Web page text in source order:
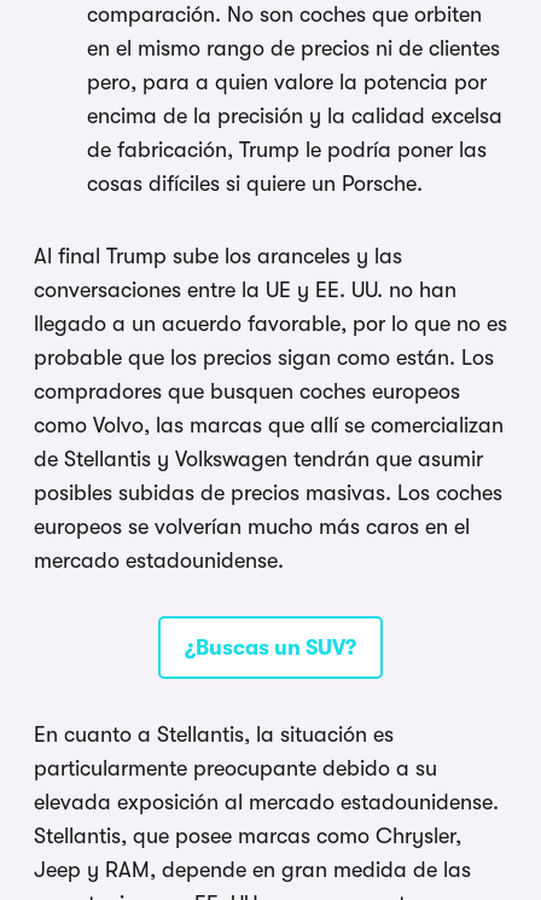
comparación. No son coches que orbiten
en el mismo rango de precios ni de clientes
pero, para a quien valore la potencia por
encima de la precisión y la calidad excelsa
de fabricación, Trump le podría poner las
cosas difíciles si quiere un Porsche.
Al final Trump sube los aranceles y las
conversaciones entre la UE y EE. UU. no han
llegado a un acuerdo favorable, por lo que no es
probable que los precios sigan como están. Los
compradores que busquen coches europeos
como Volvo, las marcas que allí se comercializan
de Stellantis y Volkswagen tendrán que asumir
posibles subidas de precios masivas. Los coches
europeos se volverían mucho más caros en el
mercado estadounidense.
¿Buscas un SUV?
En cuanto a Stellantis, la situación es
particularmente preocupante debido a su
elevada exposición al mercado estadounidense.
Stellantis, que posee marcas como Chrysler,
Jeep y RAM, depende en gran medida de las